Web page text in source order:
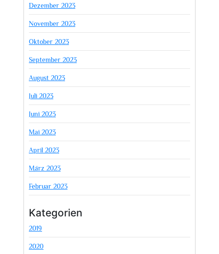
Dezember 2023
November 2023
Oktober 2023
September 2023
August 2023
Juli 2023
Juni 2023
Mai 2023
April 2023
März 2023
Februar 2023
Kategorien
2019
2020